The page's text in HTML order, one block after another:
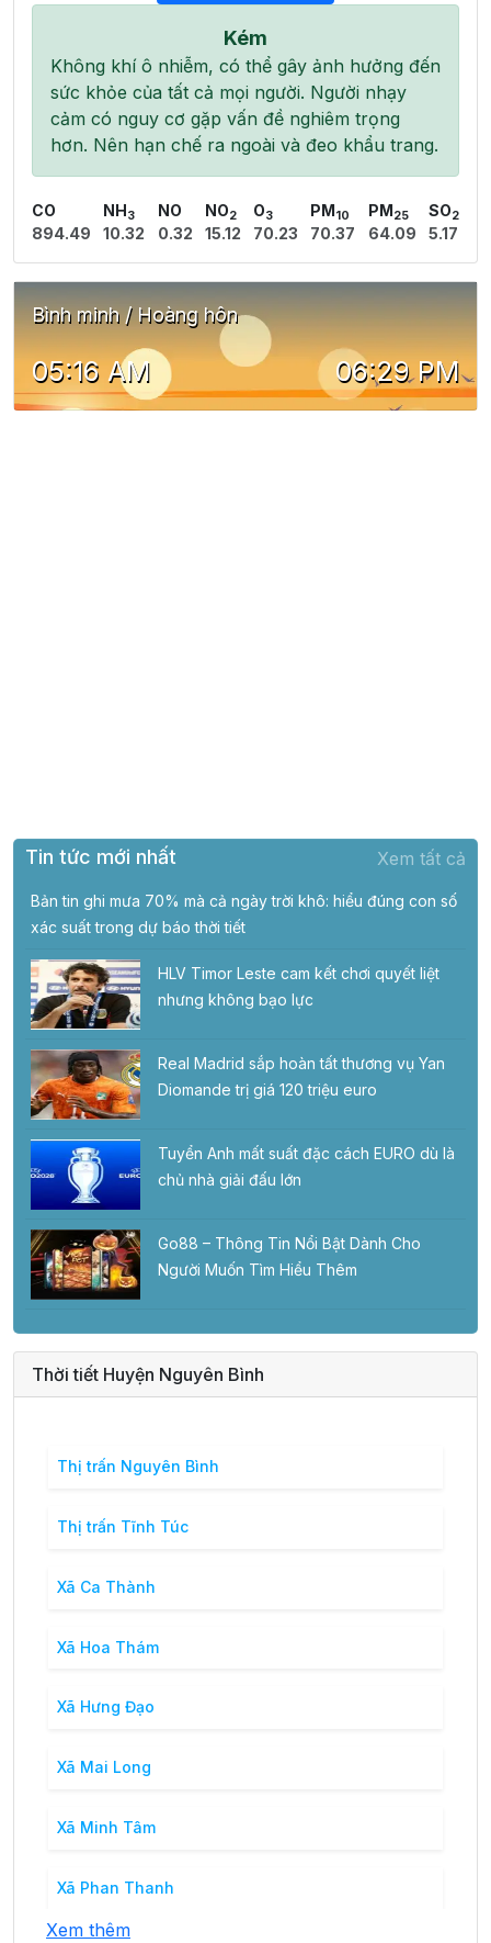
Kém
Không khí ô nhiễm, có thể gây ảnh hưởng đến
sức khỏe của tất cả mọi người. Người nhạy
cảm có nguy cơ gặp vấn đề nghiêm trọng
hơn. Nên hạn chế ra ngoài và đeo khẩu trang.
CO
894.49
NH 3
10.32
NO
0.32
NO2
15.12
O3
70.23
PM 10
70.37
PM 25
64.09
SO2
5.17
Bình minh / Hoàng hôn
05:16 AM 06:29 PM
Tin tức mới nhất Xem tất cả
Bản tin ghi mưa 70% mà cả ngày trời khô: hiểu đúng con số
xác suất trong dự báo thời tiết
HLV Timor Leste cam kết chơi quyết liệt
nhưng không bạo lực
Real Madrid sắp hoàn tất thương vụ Yan
Diomande trị giá 120 triệu euro
Tuyển Anh mất suất đặc cách EURO dù là
chủ nhà giải đấu lớn
Go88 – Thông Tin Nổi Bật Dành Cho
Người Muốn Tìm Hiểu Thêm
Thời tiết Huyện Nguyên Bình
Thị trấn Nguyên Bình
Thị trấn Tĩnh Túc
Xã Ca Thành
Xã Hoa Thám
Xã Hưng Đạo
Xã Mai Long
Xã Minh Tâm
Xã Phan Thanh
Xem thêm